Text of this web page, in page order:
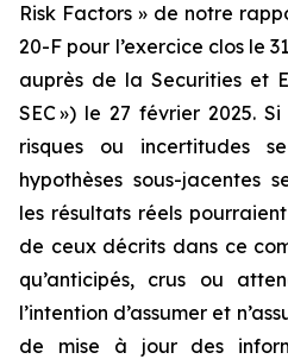
Risk Factors » de notre
20-F pour l’exercice clos le 31
auprès de la Securities et
SEC») le 27 février2025. Si
risques
ou
incertitudes
hypothèses sous-jacentes
les résultats réels
de ceux décrits dans ce
qu’anticipés, crus ou
l’intention d’assumer et
de mise à jour des